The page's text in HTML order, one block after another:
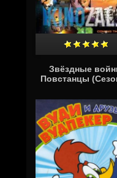
Звёздные
Повстанцы